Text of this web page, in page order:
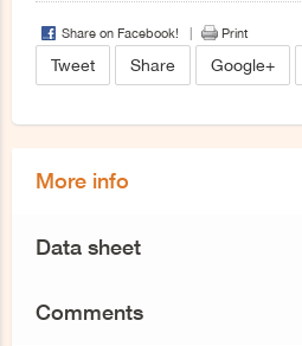
Share on Facebook! Print
Tweet Share Google+
More info
Data sheet
Comments